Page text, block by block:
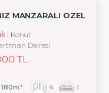
MANZARALI ÖZEL
Konut
Dairesi
TL
180m² 4
1